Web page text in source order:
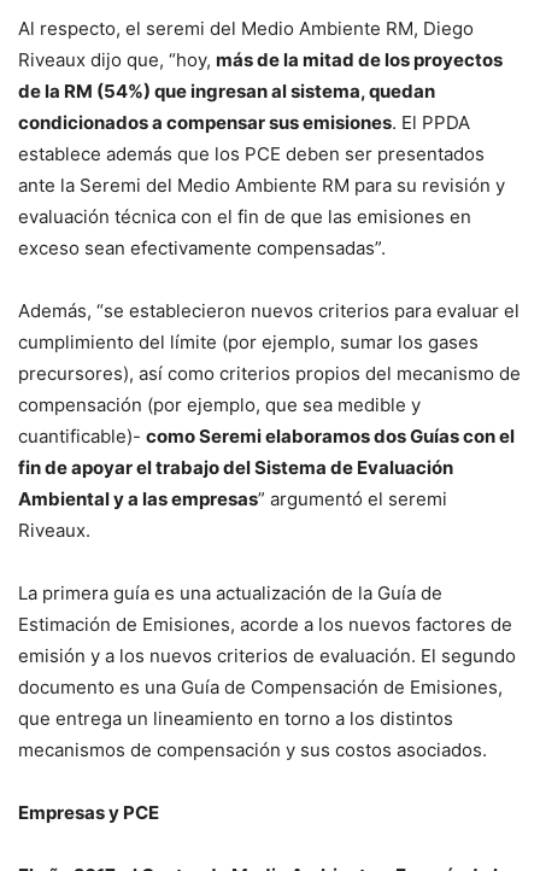
Al respecto, el seremi del Medio Ambiente RM, Diego
Riveaux dijo que, “hoy, más de la mitad de los proyectos
de la RM (54%) que ingresan al sistema, quedan
condicionados a compensar sus emisiones. El PPDA
establece además que los PCE deben ser presentados
ante la Seremi del Medio Ambiente RM para su revisión y
evaluación técnica con el fin de que las emisiones en
exceso sean efectivamente compensadas”.
Además, “se establecieron nuevos criterios para evaluar el
cumplimiento del límite (por ejemplo, sumar los gases
precursores), así como criterios propios del mecanismo de
compensación (por ejemplo, que sea medible y
cuantificable)- como Seremi elaboramos dos Guías con el
fin de apoyar el trabajo del Sistema de Evaluación
Ambiental y a las empresas” argumentó el seremi
Riveaux.
La primera guía es una actualización de la Guía de
Estimación de Emisiones, acorde a los nuevos factores de
emisión y a los nuevos criterios de evaluación. El segundo
documento es una Guía de Compensación de Emisiones,
que entrega un lineamiento en torno a los distintos
mecanismos de compensación y sus costos asociados.
Empresas y PCE